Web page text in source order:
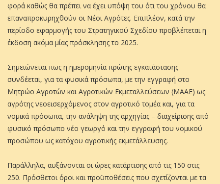
φορά καθώς θα πρέπει να έχει υπόψη του ότι του χρόνου θα
επαναπροκυρηχθούν οι Νέοι Αγρότες. Επιπλέον, κατά την
περίοδο εφαρµογής του Στρατηγικού Σχεδίου προβλέπεται η
έκδοση ακόµα µίας πρόσκλησης το 2025.
Σηµειώνεται πως η ηµεροµηνία πρώτης εγκατάστασης
συνδέεται, για τα φυσικά πρόσωπα, µε την εγγραφή στο
Μητρώο Αγροτών και Αγροτικών Εκµεταλλεύσεων (ΜΑΑΕ) ως
αγρότης νεοεισερχόµενος στον αγροτικό τοµέα και, για τα
νοµικά πρόσωπα, την ανάληψη της αρχηγίας – διαχείρισης από
φυσικό πρόσωπο νέο γεωργό και την εγγραφή του νοµικού
προσώπου ως κατόχου αγροτικής εκµετάλλευσης.
Παράλληλα, αυξάνονται οι ώρες κατάρτισης από τις 150 στις
250. Πρόσθετοι όροι και προϋποθέσεις που σχετίζονται µε τα